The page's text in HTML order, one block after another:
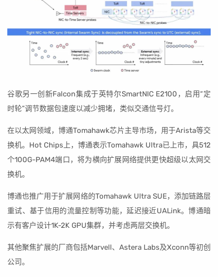
谷歌另一创新Falcon集成于英特尔SmartNIC E2100，启用“定
时轮”调节数据包速度以减少拥堵，类似交通信号灯。
在以太网领域，博通Tomahawk芯片主导市场，用于Arista等交
换机。Hot Chips上，博通表示Tomahawk Ultra已上市，具512
个100G-PAM4端口，将为横向扩展网络提供更快超级以太网交
换机。
博通也推广用于扩展网络的Tomahawk Ultra SUE，添加链路层
重试、基于信用的流量控制等功能，延迟接近UALink。博通暗
示有客户设计1K-2K GPU集群，并考虑两层交换机。
其他聚焦扩展的厂商包括Marvell、Astera Labs及Xconn等初创
公司。